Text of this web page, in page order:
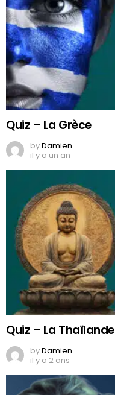
Quiz – La Grèce
byDamien
il y a un an
Quiz – La Thaïlande
byDamien
il y a 2 ans